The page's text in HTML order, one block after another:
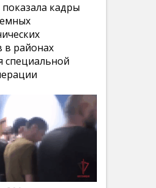
показала кадры
в районах
специальной